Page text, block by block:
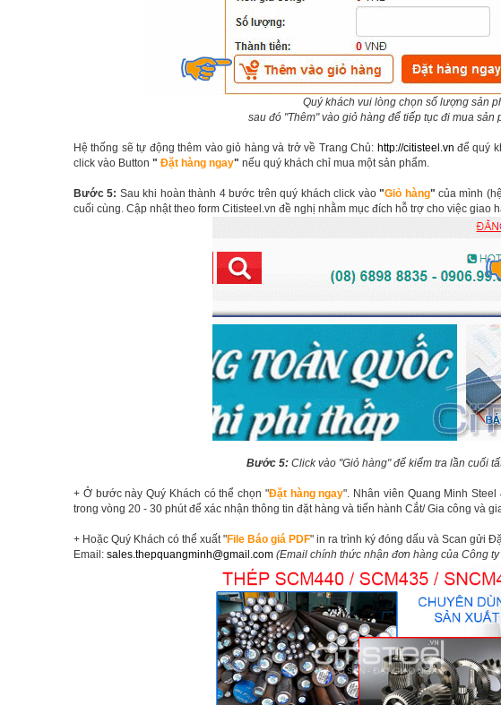
Quý khách vui lòng chọn số lượng sản
sau đó "Thêm" vào giỏ hàng để tiếp tục đi mua sản
Hệ thống sẽ tự động thêm vào giỏ hàng và trở về Trang Chủ: http://citisteel.vn để quý
click vào Button " Đặt hàng ngay" nếu quý khách chỉ mua một sản phẩm.
Bước 5: Sau khi hoàn thành 4 bước trên quý khách click vào"Giỏ hàng" của mình
cuối cùng. Cập nhật theo form Citisteel.vn đề nghị nhằm mục đích hỗ trợ cho việc giao
Bước 5: Click vào "Giỏ hàng" để kiểm tra lần cuối
+ Ở bước này Quý Khách có thể chọn "Đặt hàng ngay". Nhân viên Quang Minh
trong vòng 20 - 30 phút để xác nhận thông tin đặt hàng và tiến hành Cắt/ Gia công và
+ Hoặc Quý Khách có thể xuất "File Báo giá PDF" in ra trình ký đóng dấu và Scan gửi
Email: sales.thepquangminh@gmail.com (Email chính thức nhận đơn hàng của Công